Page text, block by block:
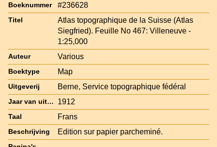
Boeknummer #236628
Titel
Atlas topographique de la Suisse (Atlas
Siegfried). Feuille No 467: Villeneuve -
1:25,000
Auteur Various
Boektype Map
Uitgeverij Berne, Service topographique fédéral
Jaar van uitgave 1912
Taal Frans
Beschrijving Edition sur papier parcheminé.